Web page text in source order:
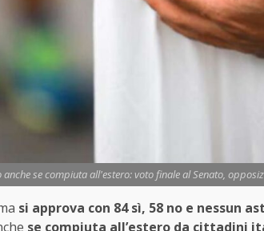
se compiuta all'estero: voto finale al Senato,
si approva con 84 sì, 58 no e nessun
se compiuta all’estero da cittadini